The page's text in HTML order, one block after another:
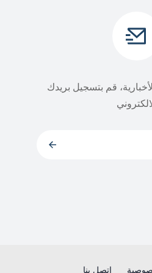
قم بتسجيل بريدك
إتصل بنا